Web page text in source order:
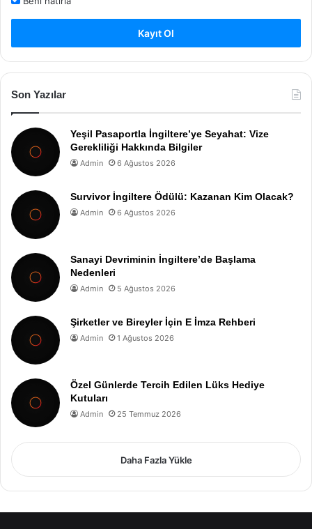
Kayıt Ol
Son Yazılar
Yeşil Pasaportla İngiltere’ye Seyahat: Vize
Gerekliliği Hakkında Bilgiler
Admin 6 Ağustos 2026
Survivor İngiltere Ödülü: Kazanan Kim Olacak?
Admin 6 Ağustos 2026
Sanayi Devriminin İngiltere’de Başlama
Nedenleri
Admin 5 Ağustos 2026
Şirketler ve Bireyler İçin E İmza Rehberi
Admin 1 Ağustos 2026
Özel Günlerde Tercih Edilen Lüks Hediye
Kutuları
Admin 25 Temmuz 2026
Daha Fazla Yükle